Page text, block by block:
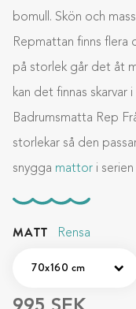
bomull. Skön och
Repmattan finns flera
på storlek går det åt
kan det finnas skarvar
Badrumsmatta Rep
storlekar så den
snygga mattor i
MATT Rensa